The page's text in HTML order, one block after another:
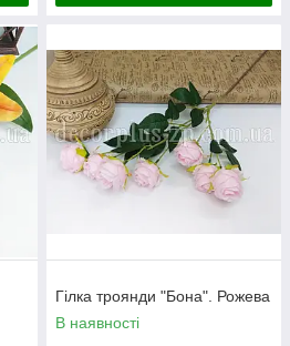
Гілка троянди "Бона". Рожева
В наявності